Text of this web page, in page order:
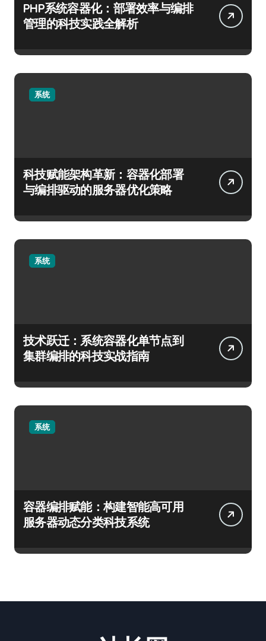
PHP系统容器化：部署效率与编排
管理的科技实践全解析
系统
科技赋能架构革新：容器化部署
与编排驱动的服务器优化策略
系统
技术跃迁：系统容器化单节点到
集群编排的科技实战指南
系统
容器编排赋能：构建智能高可用
服务器动态分类科技系统